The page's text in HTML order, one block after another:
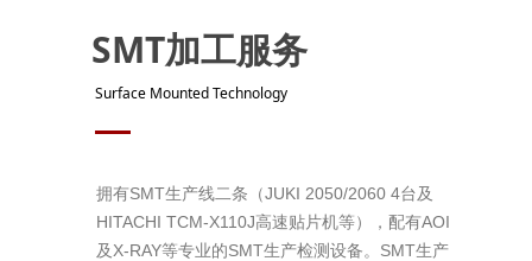
Surface Mounted Technology
SMT加工服务
拥有SMT生产线二条（JUKI 2050/2060 4台及
HITACHI TCM-X110J高速贴片机等），配有AOI
及X-RAY等专业的SMT生产检测设备。SMT生产